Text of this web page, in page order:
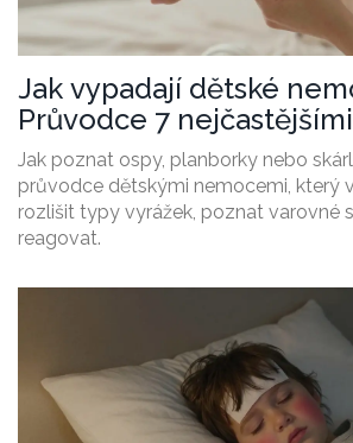
Jak vypadají dětské
Průvodce 7
a příznaky
Jak poznat ospy, planborky nebo
průvodce dětskými nemocemi, který
rozlišit typy vyrážek, poznat varovné
reagovat.